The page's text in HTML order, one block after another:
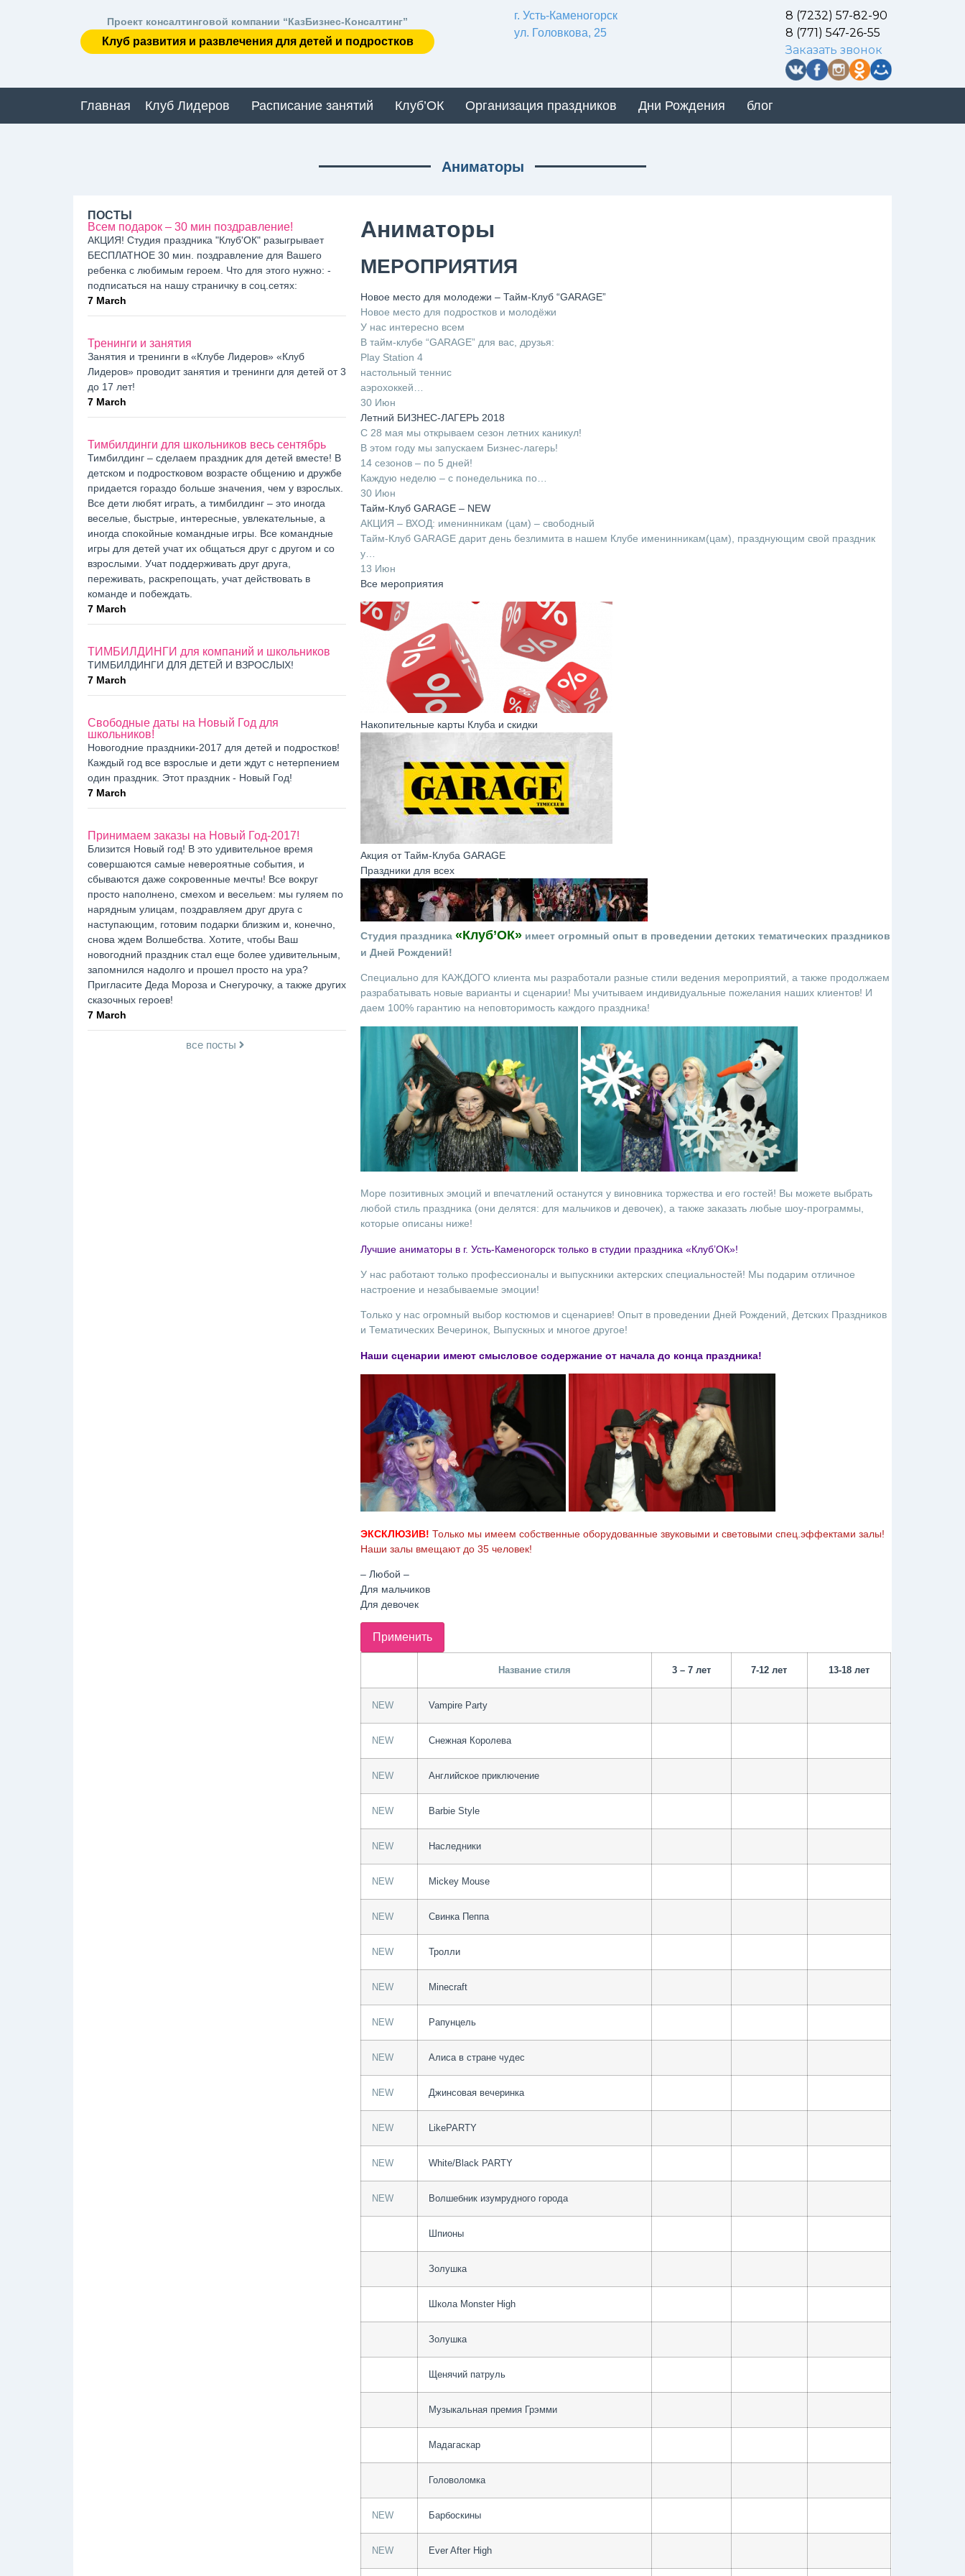
Проект консалтинговой компании “КазБизнес-Консалтинг”
Клуб развития и развлечения для детей и подростков
г. Усть-Каменогорск
ул. Головкова, 25
8 (7232) 57-82-90
8 (771) 547-26-55
Заказать звонок
Главная Клуб Лидеров Расписание занятий Клуб’ОК Организация праздников Дни Рождения блог
Аниматоры
ПОСТЫ
Всем подарок – 30 мин поздравление!
АКЦИЯ! Студия праздника "Клуб'ОК" разыгрывает
БЕСПЛАТНОЕ 30 мин. поздравление для Вашего
ребенка с любимым героем. Что для этого нужно: -
подписаться на нашу страничку в соц.сетях:
7 March
Тренинги и занятия
Занятия и тренинги в «Клубе Лидеров» «Клуб
Лидеров» проводит занятия и тренинги для детей от 3
до 17 лет!
7 March
Тимбилдинги для школьников весь сентябрь
Тимбилдинг – сделаем праздник для детей вместе! В
детском и подростковом возрасте общению и дружбе
придается гораздо больше значения, чем у взрослых.
Все дети любят играть, а тимбилдинг – это иногда
веселые, быстрые, интересные, увлекательные, а
иногда спокойные командные игры. Все командные
игры для детей учат их общаться друг с другом и со
взрослыми. Учат поддерживать друг друга,
переживать, раскрепощать, учат действовать в
команде и побеждать.
7 March
ТИМБИЛДИНГИ для компаний и школьников
ТИМБИЛДИНГИ ДЛЯ ДЕТЕЙ И ВЗРОСЛЫХ!
7 March
Свободные даты на Новый Год для
школьников!
Новогодние праздники-2017 для детей и подростков!
Каждый год все взрослые и дети ждут с нетерпением
один праздник. Этот праздник - Новый Год!
7 March
Принимаем заказы на Новый Год-2017!
Близится Новый год! В это удивительное время
совершаются самые невероятные события, и
сбываются даже сокровенные мечты! Все вокруг
просто наполнено, смехом и весельем: мы гуляем по
нарядным улицам, поздравляем друг друга с
наступающим, готовим подарки близким и, конечно,
снова ждем Волшебства. Хотите, чтобы Ваш
новогодний праздник стал еще более удивительным,
запомнился надолго и прошел просто на ура?
Пригласите Деда Мороза и Снегурочку, а также других
сказочных героев!
7 March
все посты
Аниматоры
МЕРОПРИЯТИЯ
Новое место для молодежи – Тайм-Клуб “GARAGE”
Новое место для подростков и молодёжи
У нас интересно всем
В тайм-клубе “GARAGE” для вас, друзья:
Play Station 4
настольный теннис
аэрохоккей…
30 Июн
Летний БИЗНЕС-ЛАГЕРЬ 2018
С 28 мая мы открываем сезон летних каникул!
В этом году мы запускаем Бизнес-лагерь!
14 сезонов – по 5 дней!
Каждую неделю – с понедельника по…
30 Июн
Тайм-Клуб GARAGE – NEW
АКЦИЯ – ВХОД: именинникам (цам) – свободный
Тайм-Клуб GARAGE дарит день безлимита в нашем Клубе именинникам(цам), празднующим свой праздник
у…
13 Июн
Все мероприятия
Накопительные карты Клуба и скидки
Акция от Тайм-Клуба GARAGE
Праздники для всех
Студия праздника «Клуб’ОК»имеет огромный опыт в проведении детских тематических праздников
и Дней Рождений!
Специально для КАЖДОГО клиента мы разработали разные стили ведения мероприятий, а также продолжаем
разрабатывать новые варианты и сценарии! Мы учитываем индивидуальные пожелания наших клиентов! И
даем 100% гарантию на неповторимость каждого праздника!
Море позитивных эмоций и впечатлений останутся у виновника торжества и его гостей! Вы можете выбрать
любой стиль праздника (они делятся: для мальчиков и девочек), а также заказать любые шоу-программы,
которые описаны ниже!
Лучшие аниматоры в г. Усть-Каменогорск только в студии праздника «Клуб’ОК»!
У нас работают только профессионалы и выпускники актерских специальностей! Мы подарим отличное
настроение и незабываемые эмоции!
Только у нас огромный выбор костюмов и сценариев! Опыт в проведении Дней Рождений, Детских Праздников
и Тематических Вечеринок, Выпускных и многое другое!
Наши сценарии имеют смысловое содержание от начала до конца праздника!
ЭКСКЛЮЗИВ! Только мы имеем собственные оборудованные звуковыми и световыми спец.эффектами залы!
Наши залы вмещают до 35 человек!
– Любой –
Для мальчиков
Для девочек
Название стиля 3 – 7 лет 7-12 лет 13-18 лет
NEW Vampire Party
NEW Снежная Королева
NEW Английское приключение
NEW Barbie Style
NEW Наследники
NEW Мickey Mouse
NEW Свинка Пеппа
NEW Тролли
NEW Minecraft
NEW Рапунцель
NEW Алиса в стране чудес
NEW Джинсовая вечеринка
NEW LikePARTY
NEW White/Black PARTY
NEW Волшебник изумрудного города
Шпионы
Золушка
Школа Monster High
Золушка
Щенячий патруль
Музыкальная премия Грэмми
Мадагаскар
Головоломка
NEW Барбоскины
NEW Ever After High